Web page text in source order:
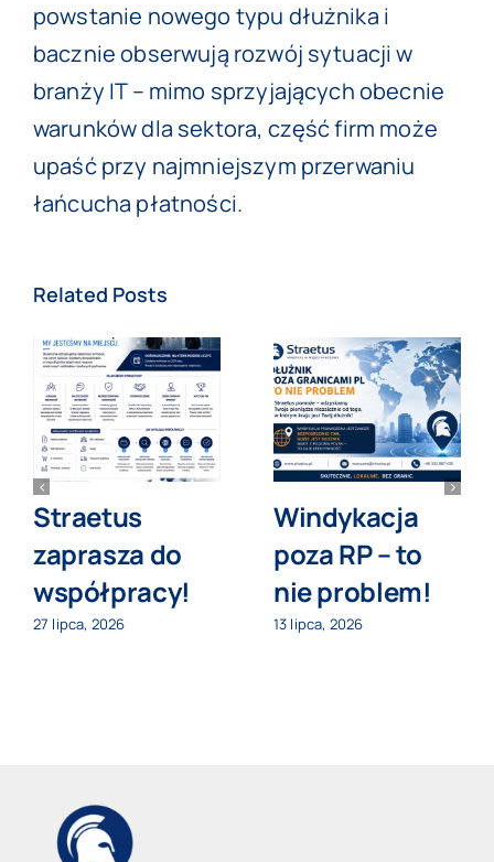
powstanie nowego typu dłużnika i
bacznie obserwują rozwój sytuacji w
branży IT – mimo sprzyjających obecnie
warunków dla sektora, część firm może
upaść przy najmniejszym przerwaniu
łańcucha płatności.
Related Posts
Straetus
zaprasza do
współpracy!
27 lipca, 2026
Windykacja
poza RP – to
nie problem!
13 lipca, 2026